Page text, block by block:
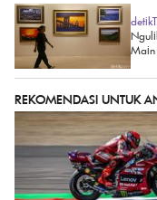
Main
REKOMENDASI UNTUK